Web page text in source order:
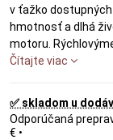
v ťažko
hmotnosť a dlhá
motoru.
Čítajte viac
✅ skladom u
€ •